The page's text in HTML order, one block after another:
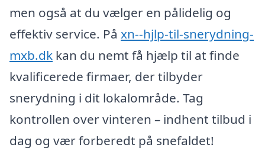
men også at du vælger en pålidelig og
effektiv service. På xn--hjlp-til-snerydning-
mxb.dk kan du nemt få hjælp til at finde
kvalificerede firmaer, der tilbyder
snerydning i dit lokalområde. Tag
kontrollen over vinteren – indhent tilbud i
dag og vær forberedt på snefaldet!